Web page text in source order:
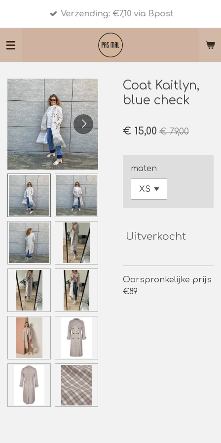
de
Verzending: €7,10 via Bpost
Coat Kaitlyn,
blue check
€ 15,00 € 79,00
maten
Uitverkocht
Oorspronkelijke prijs
€89